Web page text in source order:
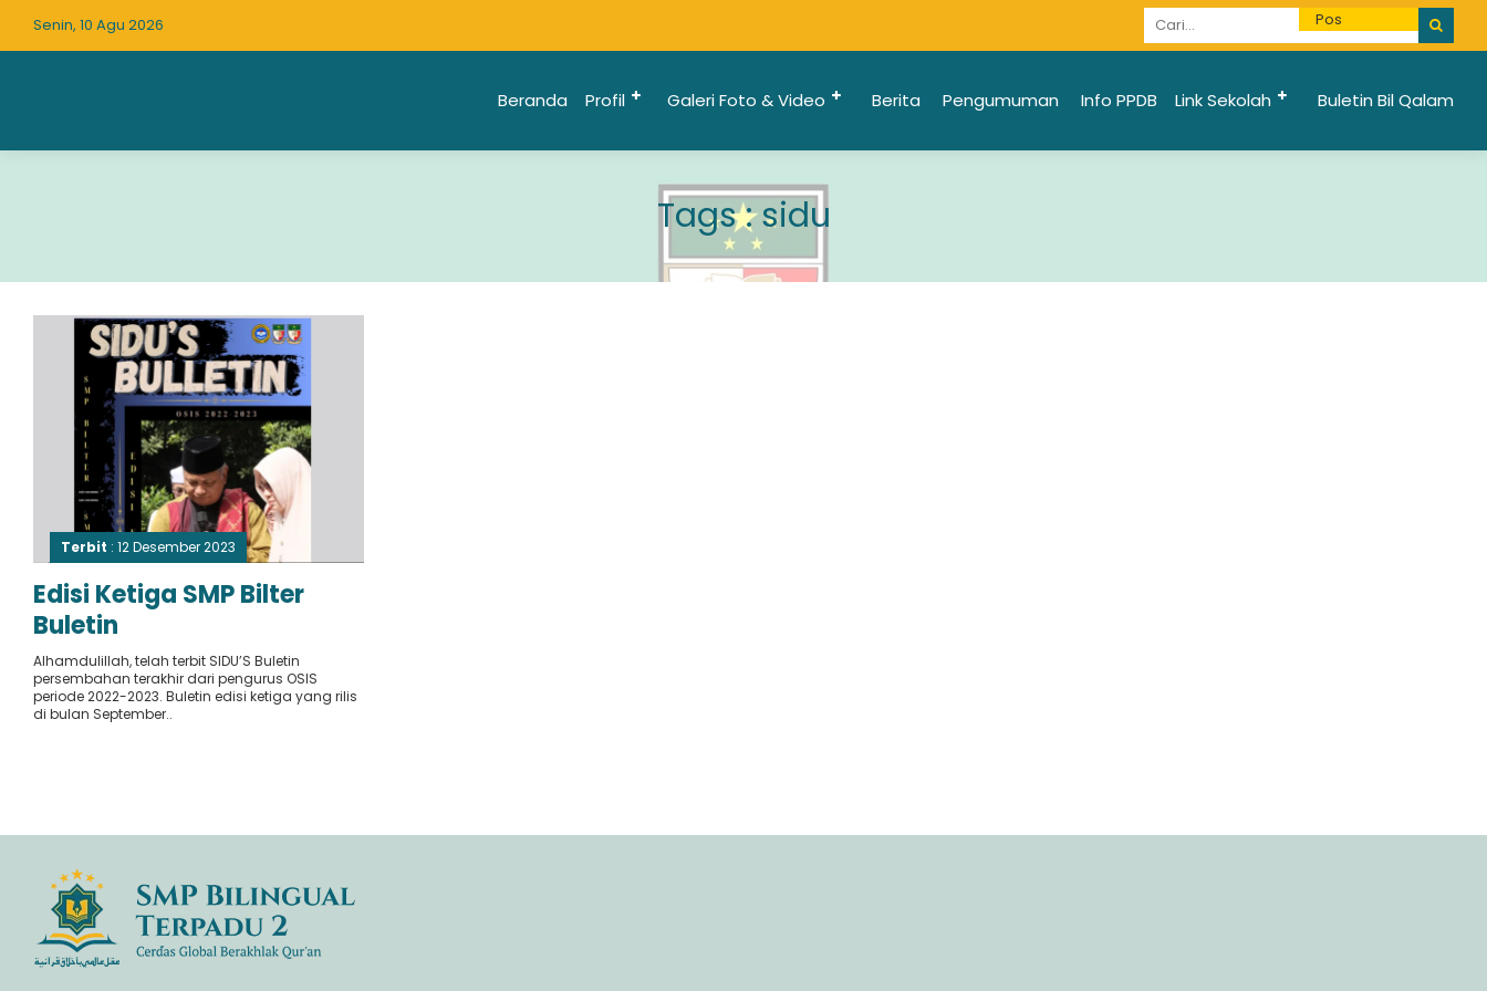
Senin, 10 Agu 2026 Informasi Penerimaan Santri Baru 2025/2026
Beranda Profil Galeri Foto & Video Berita Pengumuman Info PPDB Link Sekolah Buletin Bil Qalam
Tags : sidu
Terbit : 12 Desember 2023
Edisi Ketiga SMP Bilter
Buletin
Alhamdulillah, telah terbit SIDU’S Buletin
persembahan terakhir dari pengurus OSIS
periode 2022-2023. Buletin edisi ketiga yang rilis
di bulan September..